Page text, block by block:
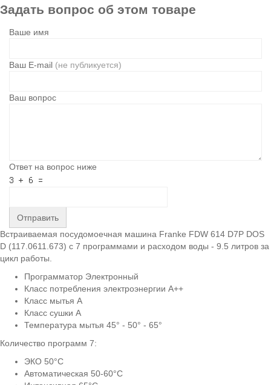
Задать вопрос об этом товаре
Ваше имя
Ваш E-mail (не публикуется)
Ваш вопрос
Ответ на вопрос ниже
Отправить
Встраиваемая посудомоечная машина Franke FDW 614 D7P DOS
D (117.0611.673) с 7 программами и расходом воды - 9.5 литров за
цикл работы.
Программатор Электронный
Класс потребления электроэнергии A++
Класс мытья A
Класс сушки A
Температура мытья 45° - 50° - 65°
Количество программ 7:
ЭКО 50°С
Автоматическая 50-60°С